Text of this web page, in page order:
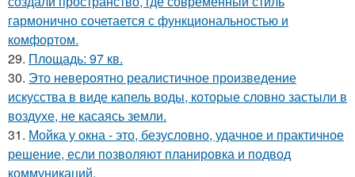
гармонично сочетается с функциональностью и
комфортом.
29. Площадь: 97 кв.
30. Это невероятно реалистичное произведение
искусства в виде капель воды, которые словно застыли в
воздухе, не касаясь земли.
31. Мойка у окна - это, безусловно, удачное и практичное
решение, если позволяют планировка и подвод
коммуникаций.